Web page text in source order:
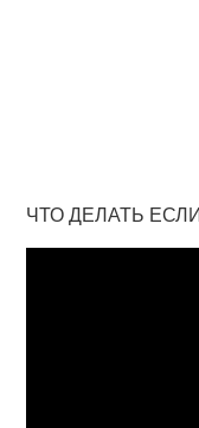
ЧТО ДЕЛАТЬ